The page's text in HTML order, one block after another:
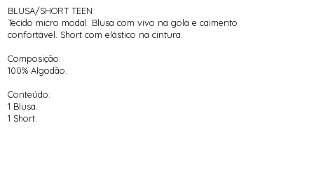
BLUSA/SHORT TEEN
Tecido micro modal. Blusa com vivo na gola e caimento
confortável. Short com elástico na cintura.
Composição:
100% Algodão.
Conteúdo:
1 Blusa.
1 Short.